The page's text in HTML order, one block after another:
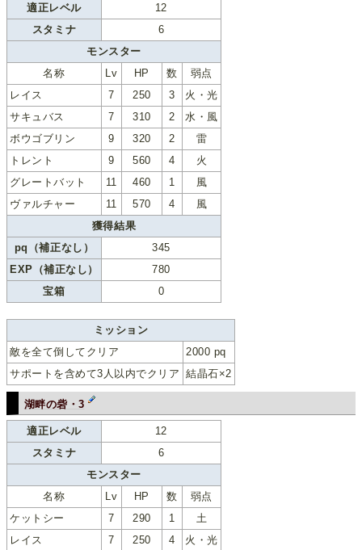
適正レベル
12
スタミナ
6
モンスター
名称
Lv HP 数
弱点
レイス
7 250 3
火・光
サキュバス
7 310 2
水・風
ボウゴブリン
9 320 2
雷
トレント
9 560 4
火
グレートバット
11 460 1
風
ヴァルチャー
11 570 4
風
獲得結果
pq（補正なし）
345
EXP（補正なし）
780
宝箱
0
ミッション
敵を全て倒してクリア
2000 pq
サポートを含めて3人以内でクリア 結晶石×2
湖畔の砦・3
適正レベル
12
スタミナ
6
モンスター
名称
Lv HP 数
弱点
ケットシー
7 290 1
土
レイス
7 250 4
火・光